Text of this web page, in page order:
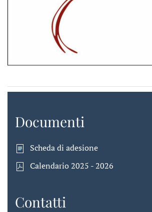
Documenti
Scheda di adesione
Calendario 2025 - 2026
Contatti